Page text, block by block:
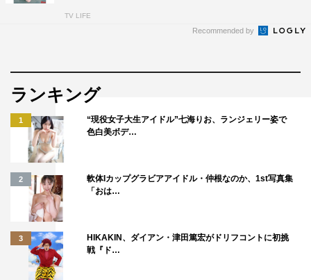
森脇梨々夏
＜その他のラインナップ＞
●NMB48の33枚目シングル「初めてのオール」で3作連続
キャプテン就任から半年、ここまでに至る経緯、そして本
音をさらけ出した貴重なロングインタビューは必読。
●NMB48の11期研究生として加入して半年、33rdシングル
で早くも初選抜された田中れいの初ソロ水着グラビア。
TV LIFE
Recommended by
ランキング
1
“現役女子大生アイドル”七海りお、ランジェリー姿で
色白美ボデ…
2
軟体Iカップグラビアアイドル・仲根なのか、1st写真集
「おは…
3
HIKAKIN、ダイアン・津田篤宏がドリフコントに初挑
戦『ド…